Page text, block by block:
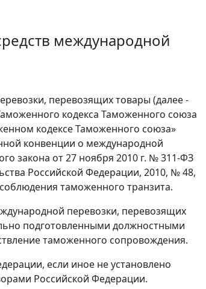
международной
перевозящих товары (далее -
кодекса Таможенного союза
кодексе Таможенного союза»
конвенции о международной
закона от 27 ноября 2010 г. № 311-ФЗ
Российской Федерации, 2010, № 48,
таможенного транзита.
перевозки, перевозящих
подготовленными должностными
таможенного сопровождения.
если иное не установлено
Российской Федерации.